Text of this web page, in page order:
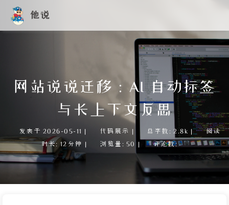
他说
网站说说迁移：AI 自动标签
与长上下文反思
发表于 2026-05-11 | 代码展示 | 总字数: 2.8k |
阅读
时长: 12分钟 | 浏览量: 50 | 评论数: